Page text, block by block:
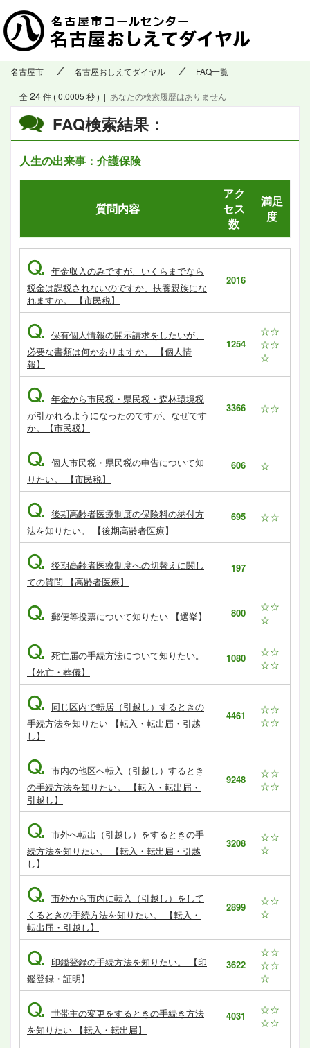
名古屋市 名古屋おしえてダイヤル FAQ一覧
FAQ検索結果：
人生の出来事：介護保険
全24件 ( 0.0005 秒 ) | あなたの検索履歴はありません
質問内容
アク
セス
数
満足
度
Q. 年金収入のみですが、いくらまでなら
税金は課税されないのですか、扶養親族にな
れますか。 【市民税】
2016
Q. 保有個人情報の開示請求をしたいが、
必要な書類は何かありますか。 【個人情
報】
1254
☆☆
☆☆
☆
Q. 年金から市民税・県民税・森林環境税
が引かれるようになったのですが、なぜです
か。【市民税】
3366 ☆☆
Q. 個人市民税・県民税の申告について知
りたい。 【市民税】
606 ☆
Q. 後期高齢者医療制度の保険料の納付方
法を知りたい。 【後期高齢者医療】
695 ☆☆
Q. 後期高齢者医療制度への切替えに関し
ての質問 【高齢者医療】
197
Q. 郵便等投票について知りたい 【選挙】 800
☆☆
☆
Q. 死亡届の手続方法について知りたい。
【死亡・葬儀】
1080
☆☆
☆☆
Q. 同じ区内で転居（引越し）するときの
手続方法を知りたい 【転入・転出届・引越
し】
4461
☆☆
☆☆
Q. 市内の他区へ転入（引越し）するとき
の手続方法を知りたい。 【転入・転出届・
引越し】
9248
☆☆
☆☆
Q. 市外へ転出（引越し）をするときの手
続方法を知りたい。 【転入・転出届・引越
し】
3208
☆☆
☆
Q. 市外から市内に転入（引越し）をして
くるときの手続方法を知りたい。 【転入・
転出届・引越し】
2899
☆☆
☆
Q. 印鑑登録の手続方法を知りたい。 【印
鑑登録・証明】
3622
☆☆
☆☆
☆
Q. 世帯主の変更をするときの手続き方法
を知りたい 【転入・転出届】
4031
☆☆
☆☆